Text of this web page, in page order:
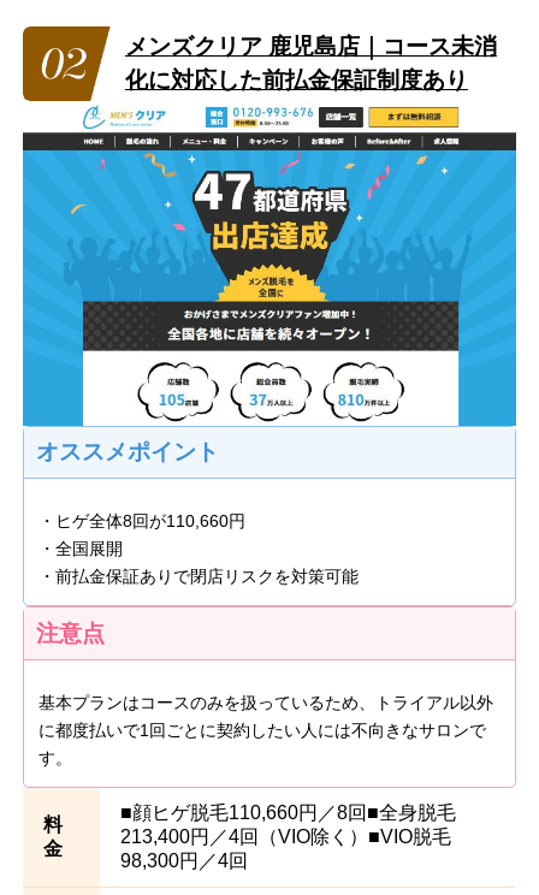
メンズクリア 鹿児島店｜コース未消
化に対応した前払金保証制度あり
オススメポイント
・ヒゲ全体8回が110,660円
・全国展開
・前払金保証ありで閉店リスクを対策可能
注意点
基本プランはコースのみを扱っているため、トライアル以外
に都度払いで1回ごとに契約したい人には不向きなサロンで
す。
料
金
■顔ヒゲ脱毛110,660円／8回■全身脱毛
213,400円／4回（VIO除く）■VIO脱毛
98,300円／4回